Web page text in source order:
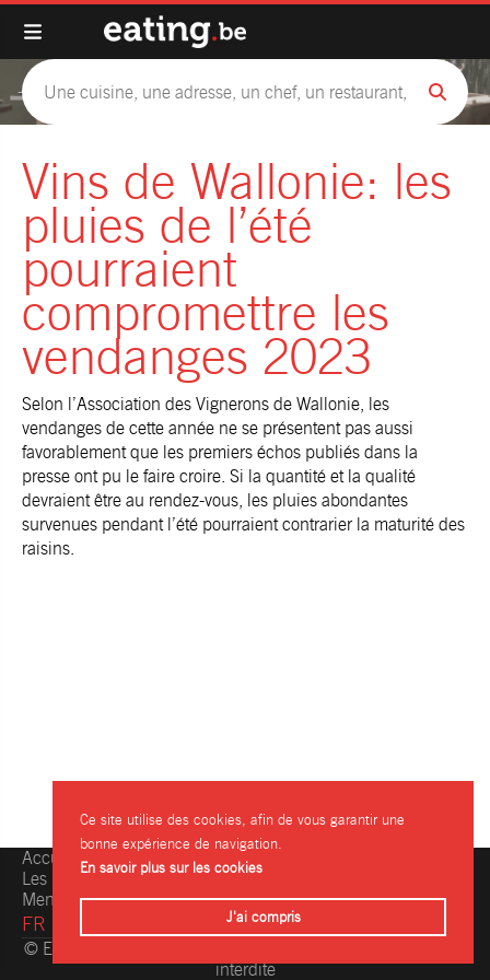
Vins de Wallonie: les
pluies de l’été
pourraient
compromettre les
vendanges 2023
Selon l’Association des Vignerons de Wallonie, les
vendanges de cette année ne se présentent pas aussi
favorablement que les premiers échos publiés dans la
presse ont pu le faire croire. Si la quantité et la qualité
devraient être au rendez-vous, les pluies abondantes
survenues pendant l’été pourraient contrarier la maturité des
raisins.
Accueil
Les restaurants
Mentions légales
Une question, une info ?
Contactez-nous
FR
© Eating.be 2004-2026 - Toute reproduction même partielle
interdite
Ce site utilise des cookies, afin de vous garantir une
bonne expérience de navigation.
En savoir plus sur les cookies
J'ai compris